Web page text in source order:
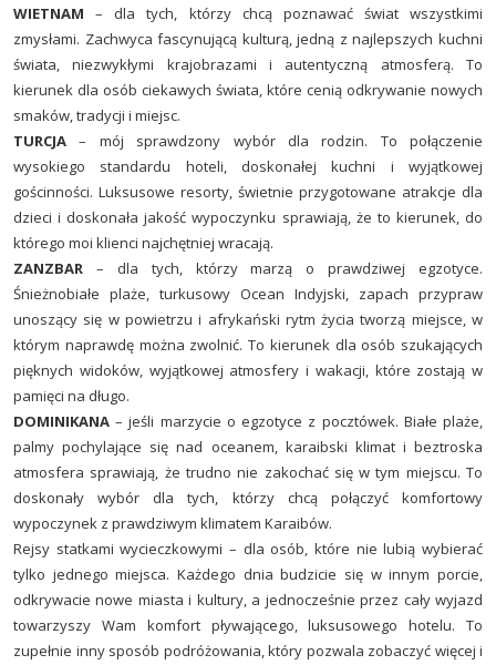
WIETNAM – dla tych, którzy chcą poznawać świat wszystkimi
zmysłami. Zachwyca fascynującą kulturą, jedną z najlepszych kuchni
świata, niezwykłymi krajobrazami i autentyczną atmosferą. To
kierunek dla osób ciekawych świata, które cenią odkrywanie nowych
smaków, tradycji i miejsc.
TURCJA – mój sprawdzony wybór dla rodzin. To połączenie
wysokiego standardu hoteli, doskonałej kuchni i wyjątkowej
gościnności. Luksusowe resorty, świetnie przygotowane atrakcje dla
dzieci i doskonała jakość wypoczynku sprawiają, że to kierunek, do
którego moi klienci najchętniej wracają.
ZANZBAR – dla tych, którzy marzą o prawdziwej egzotyce.
Śnieżnobiałe plaże, turkusowy Ocean Indyjski, zapach przypraw
unoszący się w powietrzu i afrykański rytm życia tworzą miejsce, w
którym naprawdę można zwolnić. To kierunek dla osób szukających
pięknych widoków, wyjątkowej atmosfery i wakacji, które zostają w
pamięci na długo.
DOMINIKANA – jeśli marzycie o egzotyce z pocztówek. Białe plaże,
palmy pochylające się nad oceanem, karaibski klimat i beztroska
atmosfera sprawiają, że trudno nie zakochać się w tym miejscu. To
doskonały wybór dla tych, którzy chcą połączyć komfortowy
wypoczynek z prawdziwym klimatem Karaibów.
Rejsy statkami wycieczkowymi – dla osób, które nie lubią wybierać
tylko jednego miejsca. Każdego dnia budzicie się w innym porcie,
odkrywacie nowe miasta i kultury, a jednocześnie przez cały wyjazd
towarzyszy Wam komfort pływającego, luksusowego hotelu. To
zupełnie inny sposób podróżowania, który pozwala zobaczyć więcej i